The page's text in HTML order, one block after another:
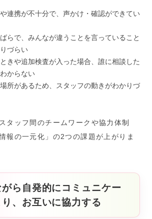
連携が不十分で、声かけ・確認ができてい
らで、みんなが違うことを言っていること
づらい
きや追加検査が入った場合、誰に相談した
からない
所があるため、スタッフの動きがわかりづ
タッフ間のチームワークや協力体制
報の一元化」の2つの課題が上がりま
ら自発的にコミュニケー
、お互いに協力する